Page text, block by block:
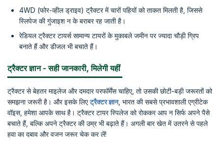
4WD (फोर-व्हील ड्राइव) ट्रैक्टर में चारों पहियों को ताकत मिलती है, जिससे
स्लिपेज की गुंजाइश न के बराबर रह जाती है।
रेडियल ट्रैक्टर टायर्स सामान्य टायरों के मुकाबले जमीन पर ज्यादा चौड़ी ग्रिप
बनाते हैं और डीजल भी बचाते हैं।
ट्रैक्टर ज्ञान - सही जानकारी, मिलेगी यहीं
ट्रैक्टर से बेहतर माइलेज और दमदार परफॉर्मेंस चाहिए, तो उसकी छोटी-बड़ी जरूरतों को
समझना जरूरी है। और इसके लिएट्रैक्टर ज्ञान, भारत की सबसे प्रभावशाली एग्रीटेक
वॉइस, हमेशा आपके साथ है। ट्रैक्टर टायर स्पिलेज को रोककर आप न सिर्फ अपने पैसे
बचाते हैं, बल्कि अपने ट्रैक्टर की उम्र भी बढ़ाते हैं। अगली बार खेत में उतरने से पहले
हवा का दबाव और वजन जरूर चेक कर लें!